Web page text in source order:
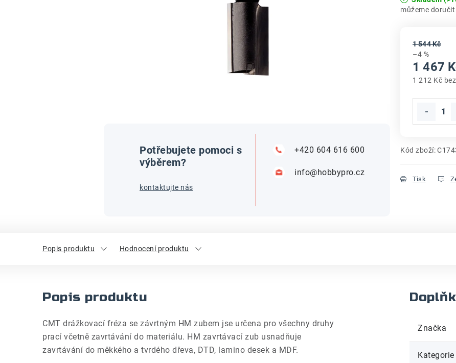
1 544 Kč
–4 %
1 467
1 212 Kč
Kód zboží:
Tisk
Potřebujete pomoci s
výběrem?
kontaktujte nás
+420 604 616 600
info@hobbypro.cz
Popis produktu Hodnocení produktu
Popis produktu
CMT drážkovací fréza se závrtným HM zubem jse určena pro všechny druhy
prací včetně zavrtávání do materiálu. HM zavrtávací zub usnadňuje
zavrtávání do měkkého a tvrdého dřeva, DTD, lamino desek a MDF.
Značka
Kategorie